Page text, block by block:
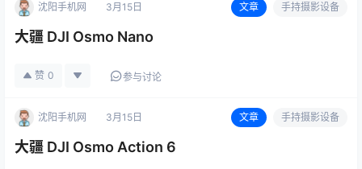
沈阳手机网 3月15日 文章 手持摄影设备
大疆 DJI Osmo Nano
赞 0 参与讨论
沈阳手机网 3月15日 文章 手持摄影设备
大疆 DJI Osmo Action 6